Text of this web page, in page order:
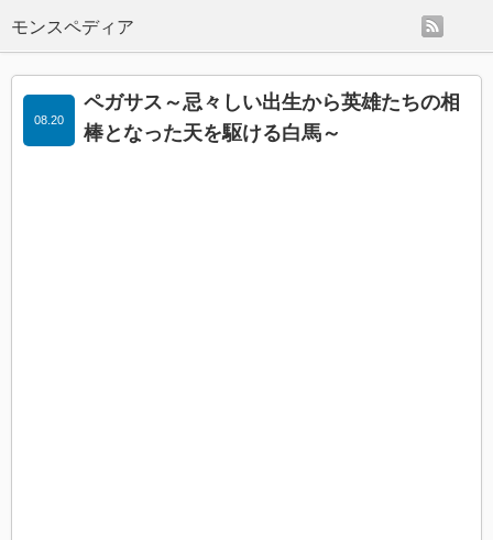
モンスペディア
ペガサス～忌々しい出生から英雄たちの相
棒となった天を駆ける白馬～
08.20